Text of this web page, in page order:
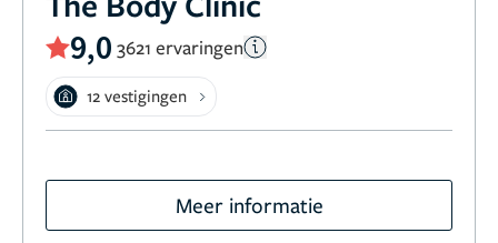
9,0 3621 ervaringen
12 vestigingen
Meer informatie